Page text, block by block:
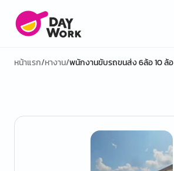
หน้าแรก/หางาน/พนักงานขับรถขนส่ง 6ล้อ 10 ล้อ